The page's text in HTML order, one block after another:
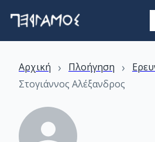
Αρχική › Πλοήγηση ›
Στογιάννος Αλέξανδρος